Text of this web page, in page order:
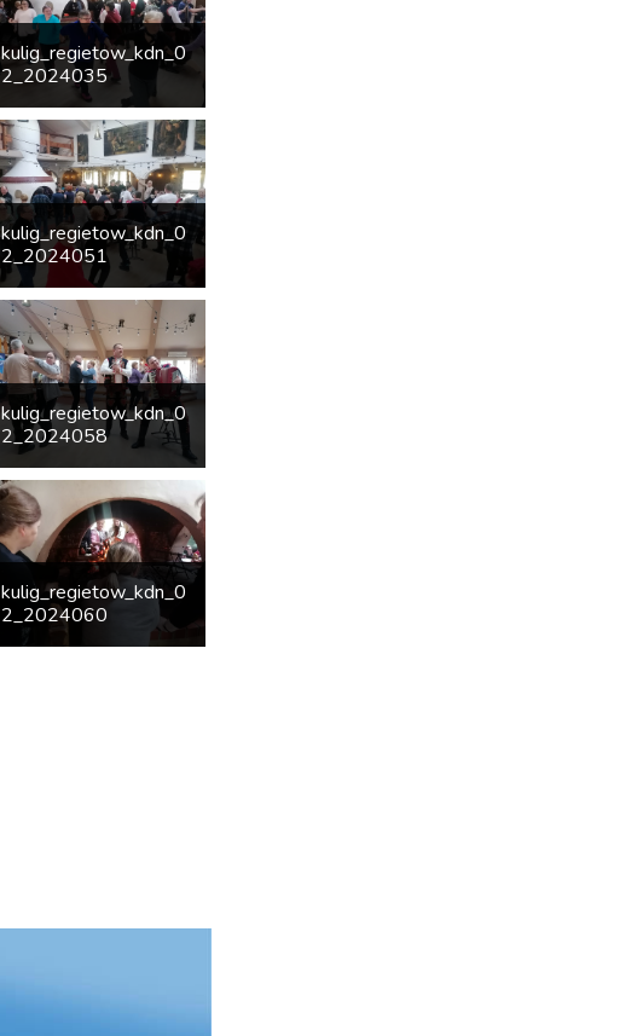
kulig_regietow_kdn_0
2_2024035
kulig_regietow_kdn_0
2_2024051
kulig_regietow_kdn_0
2_2024058
kulig_regietow_kdn_0
2_2024060